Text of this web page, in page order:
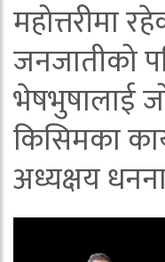
महोत्तरीमा
जनजातीको
भेषभुषालाई
किसिमका
अध्यक्षय